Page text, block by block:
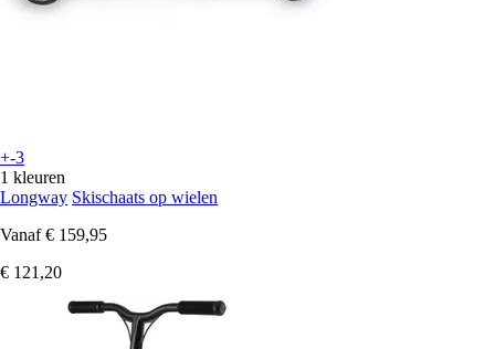
+-3
1 kleuren
Longway Skischaats op wielen
Vanaf € 159,95
€ 121,20